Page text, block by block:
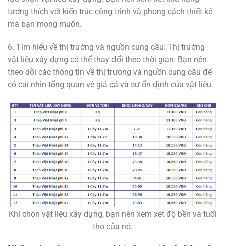
tương thích với kiến trúc công trình và phong cách thiết kế
mà bạn mong muốn.
6. Tìm hiểu về thị trường và nguồn cung cầu: Thị trường
vật liệu xây dựng có thể thay đổi theo thời gian. Bạn nên
theo dõi các thông tin về thị trường và nguồn cung cầu để
có cái nhìn tổng quan về giá cả và sự ổn định của vật liệu.
Khi chọn vật liệu xây dựng, bạn nên xem xét độ bền và tuổi
thọ của nó.